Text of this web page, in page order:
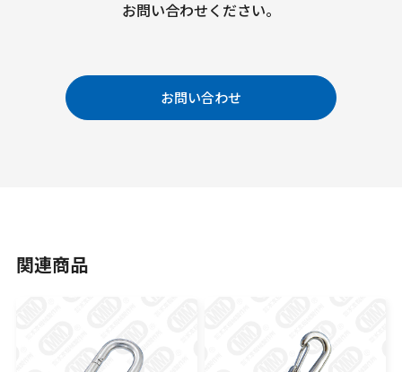
お問い合わせください。
お問い合わせ
関連商品